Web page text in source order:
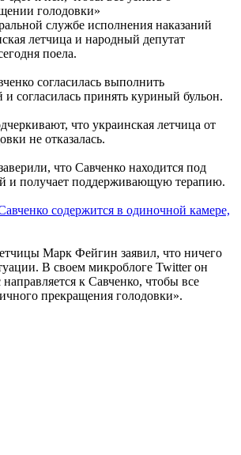
службе исполнения наказаний
летчица и народный депутат
поела.
согласилась выполнить
и согласилась принять куриный бульон.
что украинская летчица от
не отказалась.
что Савченко находится под
и получает поддерживающую терапию.
содержится в одиночной камере,
Марк Фейгин заявил, что ничего
В своем микроблоге Twitter он
к Савченко, чтобы все
прекращения голодовки».